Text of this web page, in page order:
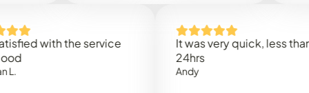
with the service
It was very quick, less than